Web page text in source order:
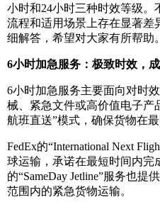
小时和24小时三种时效等级
流程和适用场景上存在显著差
细解答，希望对大家有所帮助。
6小时加急服务：极致时效，
6小时加急服务主要面向对时
械、紧急文件或高价值电子产
航班直送”模式，确保货物在
FedEx的“International Next
球运输，承诺在最短时间内完
的“SameDay Jetline”服务也
范围内的紧急货物运输。